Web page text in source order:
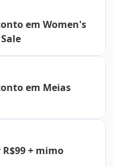
em Women's
em Meias
+ mimo